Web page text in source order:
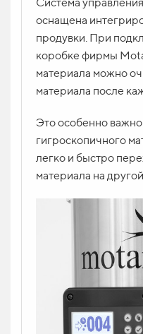
оснащена
продувки. При
коробке фирмы
материала можно
материала после
Это особенно
гигроскопичного
легко и быстро
материала на